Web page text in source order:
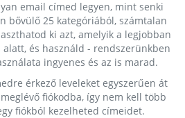
email címed legyen, mint senki
bővülő 25 kategóriából, számtalan
ki azt, amelyik a legjobban
és használd - rendszerünkben
ingyenes és az is marad.
érkező leveleket egyszerűen át
fiókodba, így nem kell több
fiókból kezelheted címeidet.